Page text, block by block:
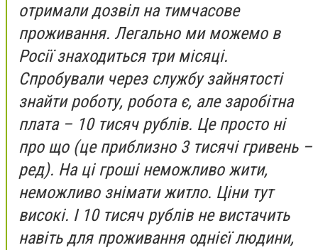
отримали дозвіл на тимчасове
проживання. Легально ми можемо в
Росії знаходиться три місяці.
Спробували через службу зайнятості
знайти роботу, робота є, але заробітна
плата – 10 тисяч рублів. Це просто ні
про що (це приблизно 3 тисячі гривень –
ред). На ці гроші неможливо жити,
неможливо знімати житло. Ціни тут
високі. І 10 тисяч рублів не вистачить
навіть для проживання однієї людини,